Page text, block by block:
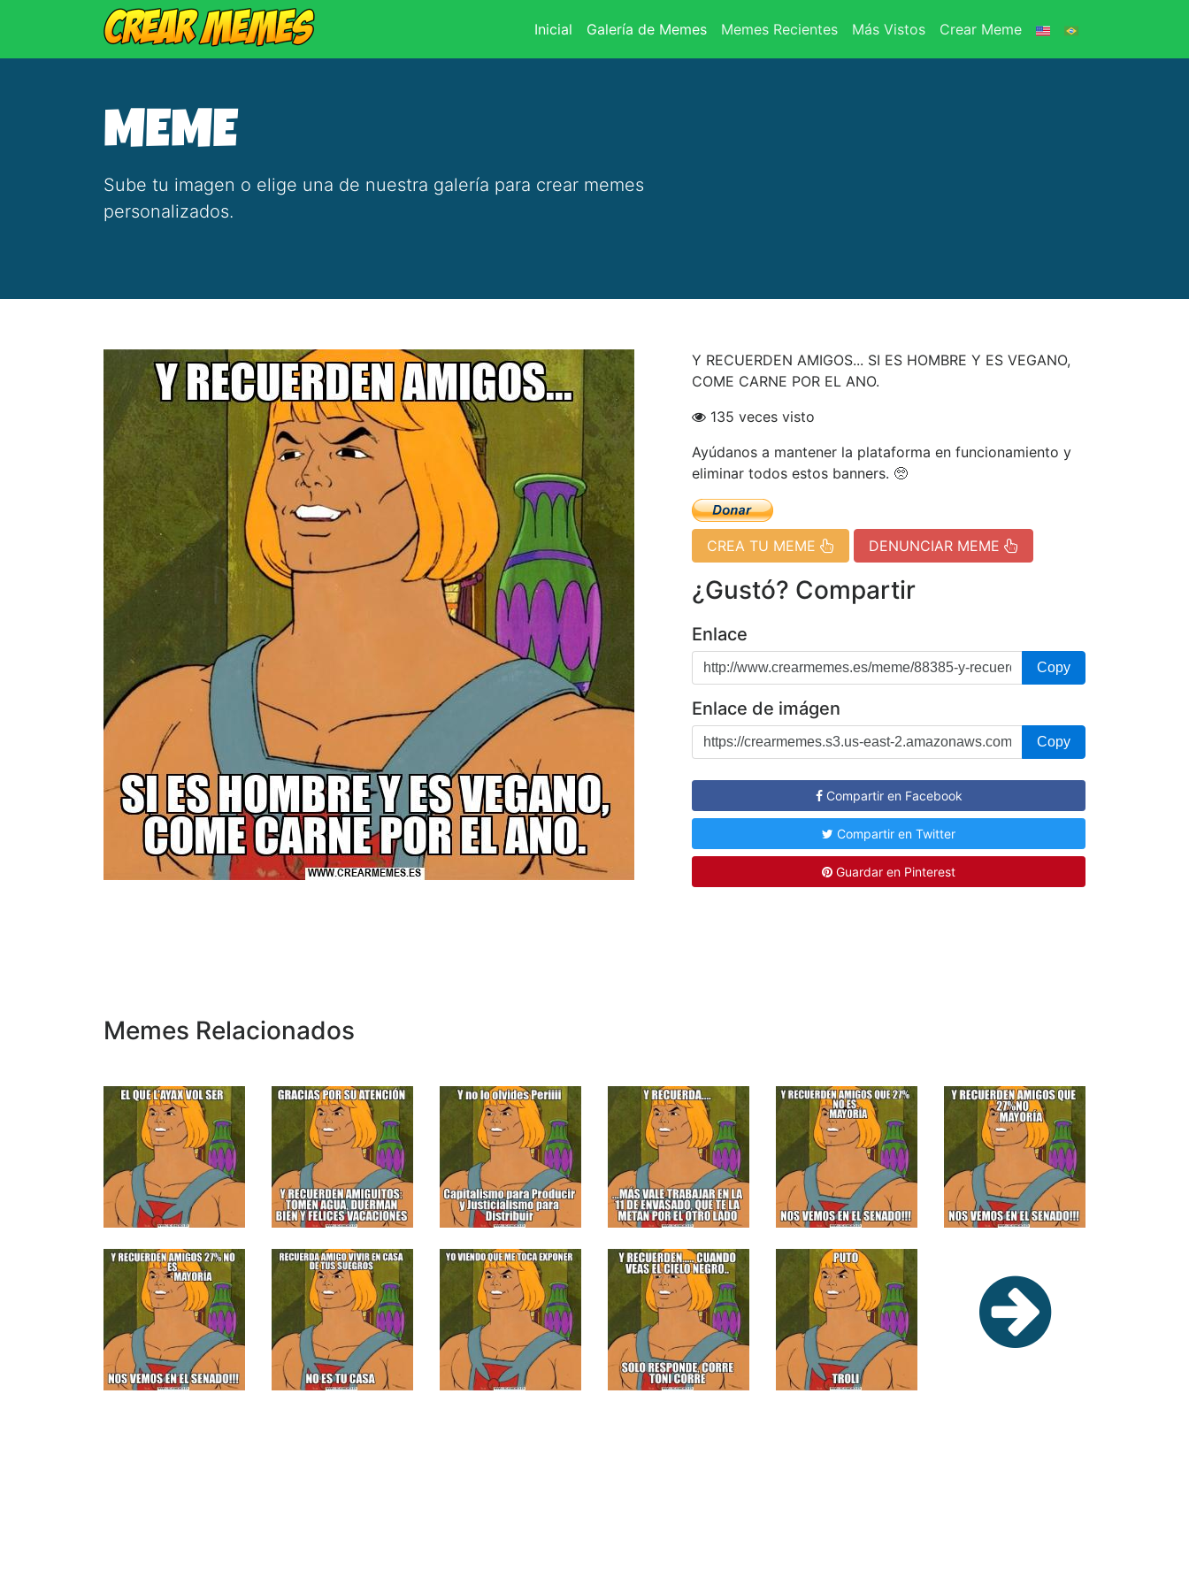
Inicial (current)
Galería de Memes Memes Recientes Más Vistos Crear Meme
MEME
Sube tu imagen o elige una de nuestra galería para crear memes
personalizados.
Y RECUERDEN AMIGOS... SI ES HOMBRE Y ES VEGANO,
COME CARNE POR EL ANO.
135 veces visto
Ayúdanos a mantener la plataforma en funcionamiento y
eliminar todos estos banners. 🥺
CREA TU MEME DENUNCIAR MEME
¿Gustó? Compartir
Enlace
Copy
Enlace de imágen
Copy
Compartir en Facebook
Compartir en Twitter
Guardar en Pinterest
Memes Relacionados